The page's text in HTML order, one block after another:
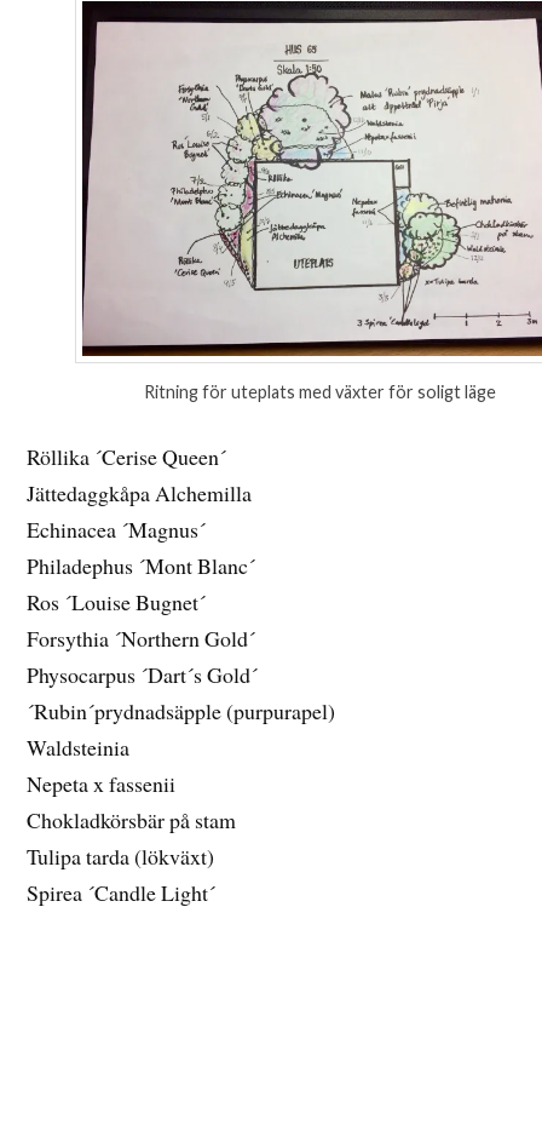
Ritning för uteplats med växter för soligt läge
Röllika ´Cerise Queen´
Jättedaggkåpa Alchemilla
Echinacea ´Magnus´
Philadephus ´Mont Blanc´
Ros ´Louise Bugnet´
Forsythia ´Northern Gold´
Physocarpus ´Dart´s Gold´
´Rubin´prydnadsäpple (purpurapel)
Waldsteinia
Nepeta x fassenii
Chokladkörsbär på stam
Tulipa tarda (lökväxt)
Spirea ´Candle Light´